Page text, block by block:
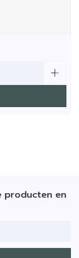
producten en